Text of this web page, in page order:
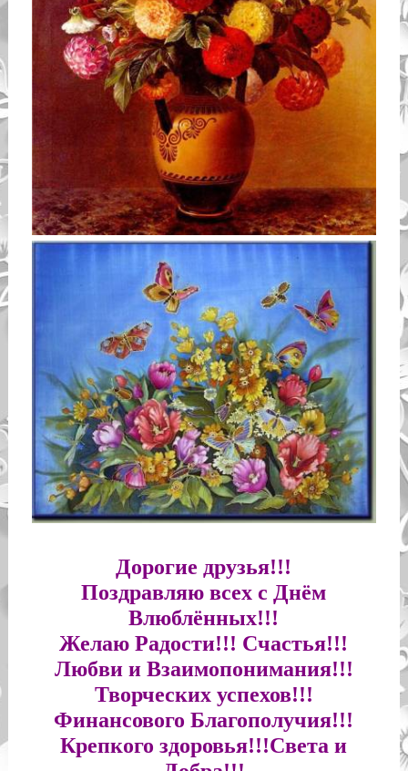
Дорогие друзья!!!
Поздравляю всех с Днём
Влюблённых!!!
Желаю Радости!!! Счастья!!!
Любви и Взаимопонимания!!!
Творческих успехов!!!
Финансового Благополучия!!!
Крепкого здоровья!!!Света и